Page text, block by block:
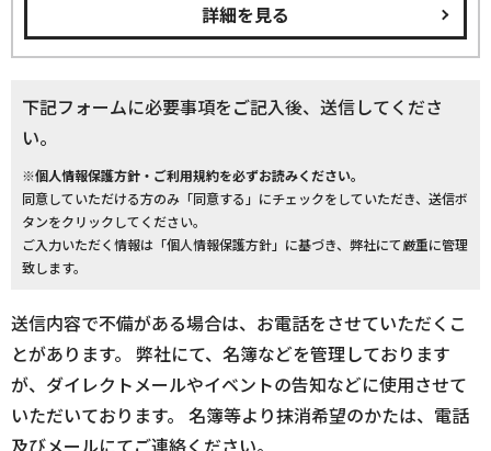
詳細を見る
下記フォームに必要事項をご記入後、送信してくださ
い。
※個人情報保護方針・ご利用規約を必ずお読みください。
同意していただける方のみ「同意する」にチェックをしていただき、送信ボ
タンをクリックしてください。
ご入力いただく情報は「個人情報保護方針」に基づき、弊社にて厳重に管理
致します。
送信内容で不備がある場合は、お電話をさせていただくこ
とがあります。 弊社にて、名簿などを管理しております
が、ダイレクトメールやイベントの告知などに使用させて
いただいております。 名簿等より抹消希望のかたは、電話
及びメールにてご連絡ください。